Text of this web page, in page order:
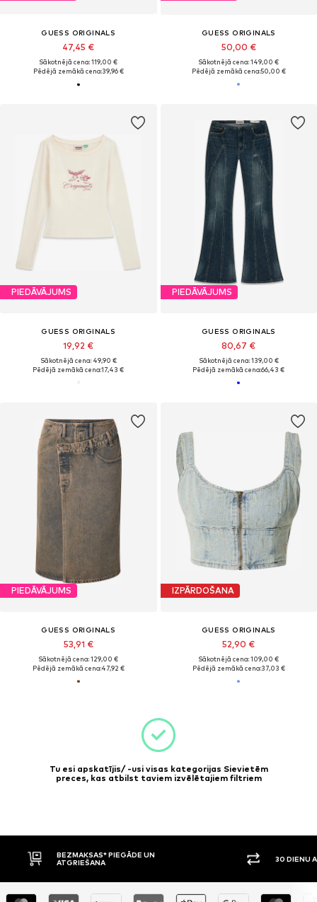
GUESS ORIGINALS
47,45 €
Sākotnējā cena: 119,00 €
Pēdējā zemākā cena:39,96 €
GUESS ORIGINALS
50,00 €
Sākotnējā cena: 149,00 €
Pēdējā zemākā cena:50,00 €
PIEDĀVĀJUMS
GUESS ORIGINALS
19,92 €
Sākotnējā cena: 49,90 €
Pēdējā zemākā cena:17,43 €
PIEDĀVĀJUMS
GUESS ORIGINALS
80,67 €
Sākotnējā cena: 139,00 €
Pēdējā zemākā cena:66,43 €
PIEDĀVĀJUMS
GUESS ORIGINALS
53,91 €
Sākotnējā cena: 129,00 €
Pēdējā zemākā cena:47,92 €
IZPĀRDOŠANA
GUESS ORIGINALS
52,90 €
Sākotnējā cena: 109,00 €
Pēdējā zemākā cena:37,03 €
Tu esi apskatījis/ -usi visas kategorijas Sievietēm
preces, kas atbilst taviem izvēlētajiem filtriem
BEZMAKSAS* PIEGĀDE UN
ATGRIEŠANA
30 DIENU